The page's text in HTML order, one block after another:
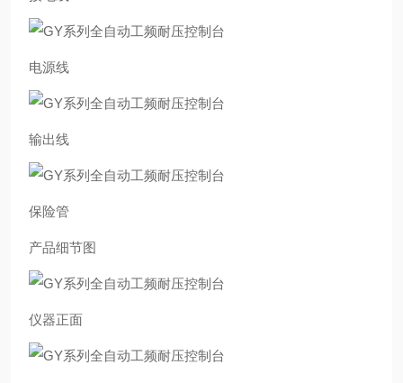
电源线
输出线
保险管
产品细节图
仪器正面